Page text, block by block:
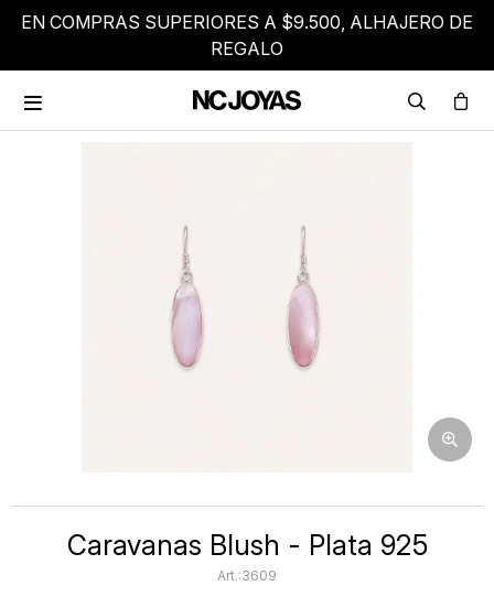
EN COMPRAS SUPERIORES A $9.500, ALHAJERO DE
REGALO

Caravanas Blush - Plata 925
3609